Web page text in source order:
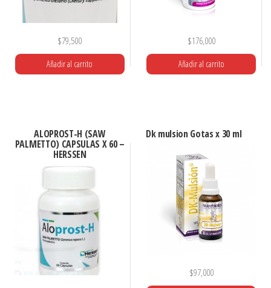
$79,500
Añadir al carrito
$176,000
Añadir al carrito
ALOPROST-H (SAW
PALMETTO) CAPSULAS X 60 –
HERSSEN
Dk mulsion Gotas x 30 ml
$97,000